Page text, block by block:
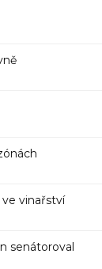
ve vinařství
senátoroval